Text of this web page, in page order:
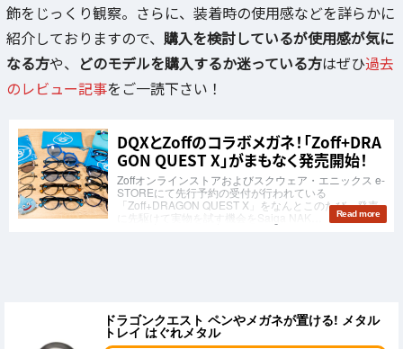
飾をじっくり観察。さらに、装着時の使用感などを詳らかに
紹介しておりますので、 購入を検討しているが使用感が気に
なる方や、 どのモデルを購入するか迷っている方はぜひ過去
のレビュー記事をご一読下さい！
ドラゴンクエスト ペンやメガネが置ける! メタル
トレイ はぐれメタル